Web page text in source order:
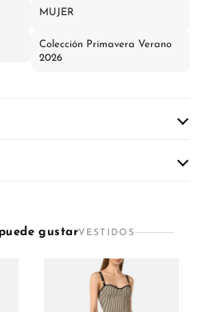
MUJER
Colección Primavera Verano
2026
gustarVESTIDOS